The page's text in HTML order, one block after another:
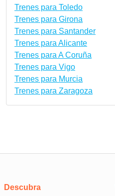
Trenes para Toledo
Trenes para Girona
Trenes para Santander
Trenes para Alicante
Trenes para A Coruña
Trenes para Vigo
Trenes para Murcia
Trenes para Zaragoza
Descubra